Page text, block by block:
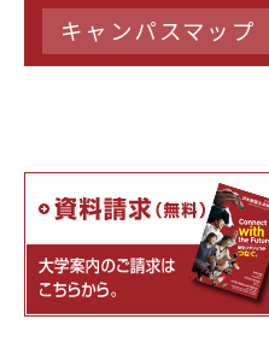
キャンパスマップ